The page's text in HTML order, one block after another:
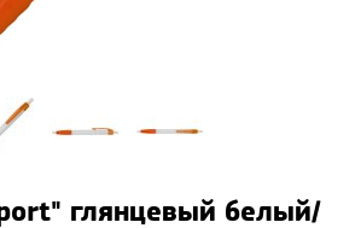
глянцевый белый/